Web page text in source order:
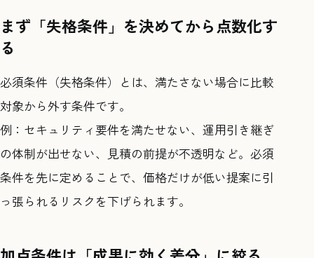
まず「失格条件」を決めてから点数化す
る
必須条件（失格条件）とは、満たさない場合に比較
対象から外す条件です。
例：セキュリティ要件を満たせない、運用引き継ぎ
の体制が出せない、見積の前提が不透明など。必須
条件を先に定めることで、価格だけが低い提案に引
っ張られるリスクを下げられます。